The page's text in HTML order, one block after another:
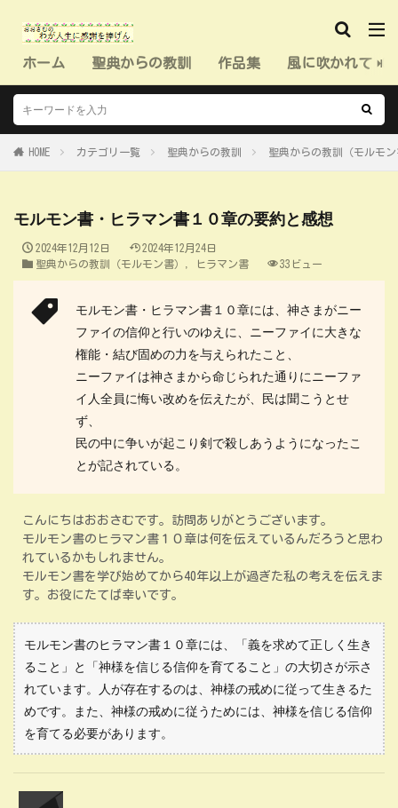
ホーム 聖典からの教訓 作品集 風に吹かれて（
HOME カテゴリ一覧 聖典からの教訓 聖典からの教訓（モルモ
モルモン書・ヒラマン書１０章の要約と感想
2024年12月12日
2024年12月24日
聖典からの教訓（モルモン書）
ヒラマン書 33ビュー
モルモン書・ヒラマン書１０章には、神さまがニー
ファイの信仰と行いのゆえに、ニーファイに大きな
権能・結び固めの力を与えられたこと、
ニーファイは神さまから命じられた通りにニーファ
イ人全員に悔い改めを伝えたが、民は聞こうとせ
ず、
民の中に争いが起こり剣で殺しあうようになったこ
とが記されている。
こんにちはおおさむです。訪問ありがとうございます。
モルモン書のヒラマン書１０章は何を伝えているんだろうと思わ
れているかもしれません。
モルモン書を学び始めてから40年以上が過ぎた私の考えを伝えま
す。お役にたてば幸いです。
モルモン書のヒラマン書１０章には、「義を求めて正しく生き
ること」と「神様を信じる信仰を育てること」の大切さが示さ
れています。人が存在するのは、神様の戒めに従って生きるた
めです。また、神様の戒めに従うためには、神様を信じる信仰
を育てる必要があります。